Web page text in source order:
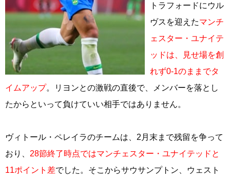
トラフォードにウル
ヴスを迎えたマンチ
ェスター・ユナイテ
ッドは、見せ場を創
れず0‐1のままでタ
イムアップ。リヨンとの激戦の直後で、メンバーを落とし
たからといって負けていい相手ではありません。
ヴィトール・ペレイラのチームは、2月末まで残留を争って
おり、 28節終了時点ではマンチェスター・ユナイテッドと
11ポイント差でした。そこからサウサンプトン、ウェスト